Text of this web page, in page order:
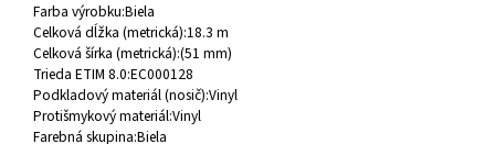
Farba výrobku:Biela
Celková dĺžka (metrická):18.3 m
Celková šírka (metrická):(51 mm)
Trieda ETIM 8.0:EC000128
Podkladový materiál (nosič):Vinyl
Protišmykový materiál:Vinyl
Farebná skupina:Biela